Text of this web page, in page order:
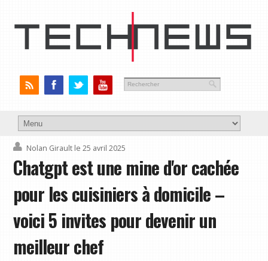
Nolan Girault le 25 avril 2025
Chatgpt est une mine d'or cachée
pour les cuisiniers à domicile –
voici 5 invites pour devenir un
meilleur chef